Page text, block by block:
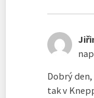
Dobrý den,
tak v